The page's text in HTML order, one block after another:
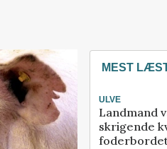
MEST
ULVE
Landmand
skrigende